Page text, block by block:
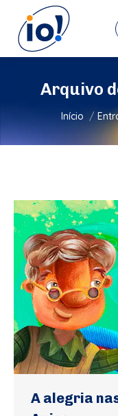
Arquivo
Você
Início
A alegria